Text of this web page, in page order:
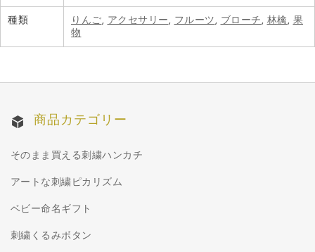
種類 りんご, アクセサリー, フルーツ, ブローチ, 林檎, 果
物
商品カテゴリー
そのまま買える刺繍ハンカチ
アートな刺繍ピカリズム
ベビー命名ギフト
刺繍くるみボタン